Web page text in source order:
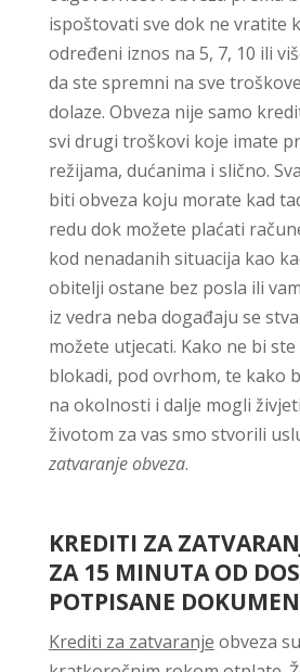
ispoštovati sve dok ne vratite
određeni iznos na 5, 7, 10 ili
da ste spremni na sve
dolaze. Obveza nije samo
svi drugi troškovi koje imate
režijama, dućanima i slično.
biti obveza koju morate kad
redu dok možete plaćati
kod nenadanih situacija kao
obitelji ostane bez posla ili
iz vedra neba događaju se
možete utjecati. Kako ne bi
blokadi, pod ovrhom, te kako
na okolnosti i dalje mogli
životom za vas smo stvorili
zatvaranje obveza.
KREDITI ZA
ZA 15 MINUTA OD
POTPISANE
Krediti za zatvaranje obveza